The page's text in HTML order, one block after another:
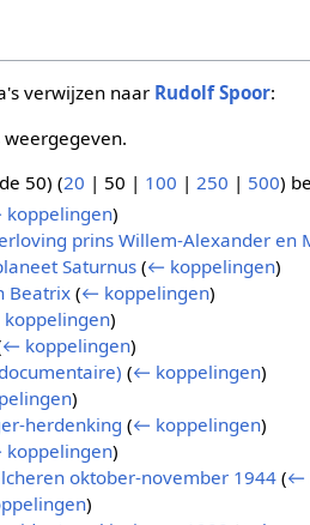
verwijzen naar Rudolf Spoor:
50) (20 | 50 | 100 | 250 | 500)
)
prins Willem-Alexander en
Saturnus (← koppelingen)
Beatrix (← koppelingen)
)
← koppelingen)
(← koppelingen)
)
herdenking (← koppelingen)
)
oktober-november 1944 (←
)